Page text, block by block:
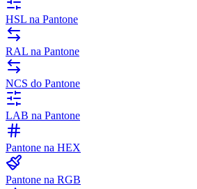
HSL na Pantone
RAL na Pantone
NCS do Pantone
LAB na Pantone
Pantone na HEX
Pantone na RGB